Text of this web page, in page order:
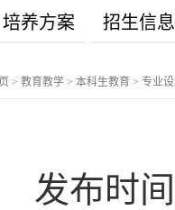
培养方案 招生信息
> 教育教学 > 本科生教育 > 专业
发布时